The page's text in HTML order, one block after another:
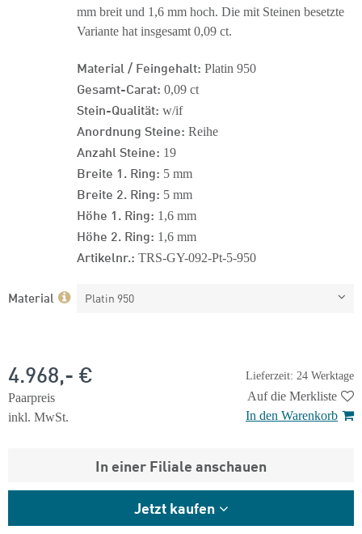
mm breit und 1,6 mm hoch. Die mit Steinen besetzte
Variante hat insgesamt 0,09 ct.
Material / Feingehalt: Platin 950
Gesamt-Carat: 0,09 ct
Stein-Qualität: w/if
Anordnung Steine: Reihe
Anzahl Steine: 19
Breite 1. Ring: 5 mm
Breite 2. Ring: 5 mm
Höhe 1. Ring: 1,6 mm
Höhe 2. Ring: 1,6 mm
Artikelnr.: TRS-GY-092-Pt-5-950
Material Platin 950
Lieferzeit: 24 Werktage
4.968,- €
Paarpreis
inkl. MwSt.
Auf die Merkliste
In den Warenkorb
In einer Filiale anschauen
Jetzt kaufen